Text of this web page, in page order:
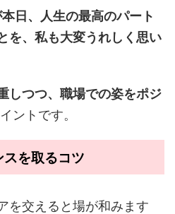
本日、人生の最高のパート
を、私も大変うれしく思い
しつつ、職場での姿をポジ
ントです。
を取るコツ
を交えると場が和みます